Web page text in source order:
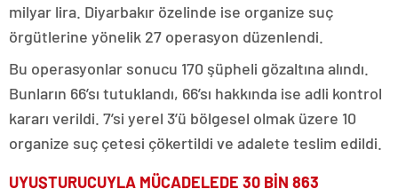
milyar lira. Diyarbakır özelinde ise organize suç
örgütlerine yönelik 27 operasyon düzenlendi.
Bu operasyonlar sonucu 170 şüpheli gözaltına alındı.
Bunların 66’sı tutuklandı, 66’sı hakkında ise adli kontrol
kararı verildi. 7’si yerel 3’ü bölgesel olmak üzere 10
organize suç çetesi çökertildi ve adalete teslim edildi.
UYUŞTURUCUYLA MÜCADELEDE 30 BİN 863